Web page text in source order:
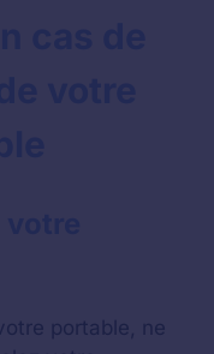
portable, ne